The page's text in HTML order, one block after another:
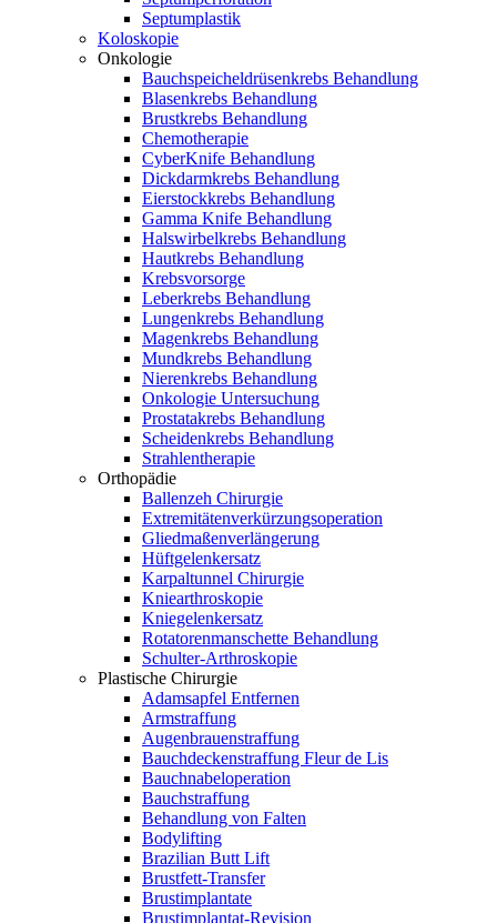
Septumplastik
Koloskopie
Onkologie
Bauchspeicheldrüsenkrebs Behandlung
Blasenkrebs Behandlung
Brustkrebs Behandlung
Chemotherapie
CyberKnife Behandlung
Dickdarmkrebs Behandlung
Eierstockkrebs Behandlung
Gamma Knife Behandlung
Halswirbelkrebs Behandlung
Hautkrebs Behandlung
Krebsvorsorge
Leberkrebs Behandlung
Lungenkrebs Behandlung
Magenkrebs Behandlung
Mundkrebs Behandlung
Nierenkrebs Behandlung
Onkologie Untersuchung
Prostatakrebs Behandlung
Scheidenkrebs Behandlung
Strahlentherapie
Orthopädie
Ballenzeh Chirurgie
Extremitätenverkürzungsoperation
Gliedmaßenverlängerung
Hüftgelenkersatz
Karpaltunnel Chirurgie
Kniearthroskopie
Kniegelenkersatz
Rotatorenmanschette Behandlung
Schulter-Arthroskopie
Plastische Chirurgie
Adamsapfel Entfernen
Armstraffung
Augenbrauenstraffung
Bauchdeckenstraffung Fleur de Lis
Bauchnabeloperation
Bauchstraffung
Behandlung von Falten
Bodylifting
Brazilian Butt Lift
Brustfett-Transfer
Brustimplantate
Brustimplantat-Revision